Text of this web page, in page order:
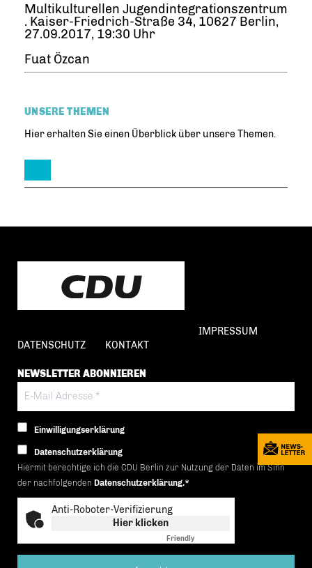
Multikulturellen Jugendintegrationszentrum
. Kaiser-Friedrich-Straße 34, 10627 Berlin,
27.09.2017, 19:30 Uhr
Fuat Özcan
UNSERE THEMEN
Hier erhalten Sie einen Überblick über unsere Themen.
IMPRESSUM
DATENSCHUTZ
KONTAKT
NEWSLETTER ABONNIEREN
Einwilligungserklärung
Datenschutzerklärung
Hiermit berechtige ich die CDU Berlin zur Nutzung der Daten im Sinn
der nachfolgenden Datenschutzerklärung.*
Anti-Roboter-Verifizierung
Hier klicken
Friendly